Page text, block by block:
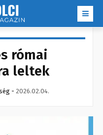
római
leltek
- 2026.02.04.